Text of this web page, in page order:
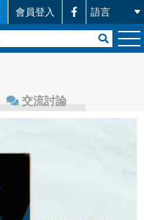
會員登入
交流討論